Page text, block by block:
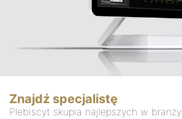
Znajdź specjalistę
Plebiscyt skupia najlepszych w branży